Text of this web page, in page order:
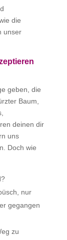
die
unser
geben, die
Baum,
deinen dir
uns
Doch wie
nur
gegangen
zu